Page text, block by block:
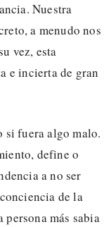
Nuestra
a menudo nos
vez, esta
e incierta de gran
si fuera algo malo.
define o
a no ser
de la
más sabia